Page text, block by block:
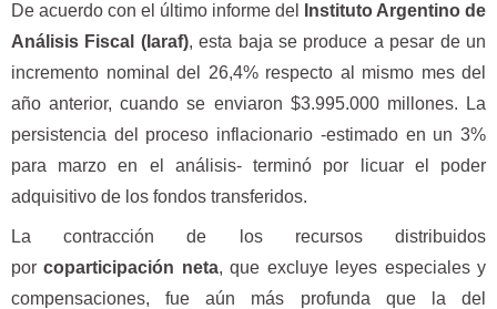
De acuerdo con el último informe del
Instituto Argentino de
Análisis Fiscal (Iaraf), esta baja se produce a pesar de un
incremento nominal del 26,4% respecto al mismo mes del
año anterior, cuando se enviaron $3.995.000 millones. La
persistencia del proceso inflacionario -estimado en un 3%
para marzo en el análisis- terminó por licuar el poder
adquisitivo de los fondos transferidos.
La contracción de los recursos distribuidos
porcoparticipación neta, que excluye leyes especiales y
compensaciones, fue aún más profunda que la del